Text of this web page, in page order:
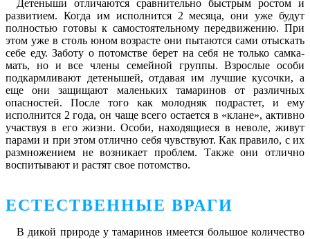
Детеныши отличаются сравнительно быстрым ростом и
развитием. Когда им исполнится 2 месяца, они уже будут
полностью готовы к самостоятельному передвижению. При
этом уже в столь юном возрасте они пытаются сами отыскать
себе еду. Заботу о потомстве берет на себя не только самка-
мать, но и все члены семейной группы. Взрослые особи
подкармливают детенышей, отдавая им лучшие кусочки, а
еще они защищают маленьких тамаринов от различных
опасностей. После того как молодняк подрастет, и ему
исполнится 2 года, он чаще всего остается в «клане», активно
участвуя в его жизни. Особи, находящиеся в неволе, живут
парами и при этом отлично себя чувствуют. Как правило, с их
размножением не возникает проблем. Также они отлично
воспитывают и растят свое потомство.
ЕСТЕСТВЕННЫЕ ВРАГИ
В дикой природе у тамаринов имеется большое количество